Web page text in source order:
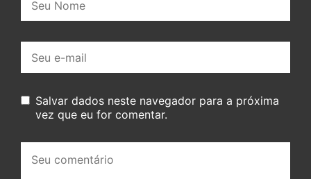
mail:
Salvar dados neste navegador para a próxima
vez que eu for comentar.
comentário: